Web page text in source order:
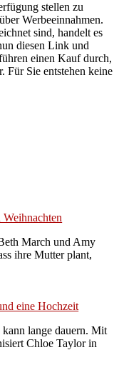
stellen zu
Werbeeinnahmen.
sind, handelt es
diesen Link und
einen Kauf durch,
Für Sie entstehen keine
March und Amy
ihre Mutter plant,
eine Hochzeit
lange dauern. Mit
Chloe Taylor in